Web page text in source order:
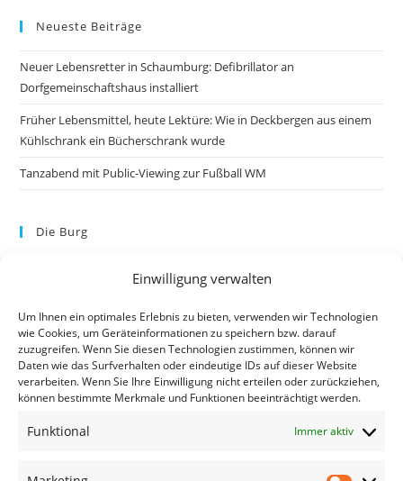
Einwilligung verwalten
Um Ihnen ein optimales Erlebnis zu bieten, verwenden wir Technologien
wie Cookies, um Geräteinformationen zu speichern bzw. darauf
zuzugreifen. Wenn Sie diesen Technologien zustimmen, können wir
Daten wie das Surfverhalten oder eindeutige IDs auf dieser Website
verarbeiten. Wenn Sie Ihre Einwilligung nicht erteilen oder zurückziehen,
können bestimmte Merkmale und Funktionen beeinträchtigt werden.
Funktional Immer aktiv
Neueste Beiträge
Neuer Lebensretter in Schaumburg: Defibrillator an
Dorfgemeinschaftshaus installiert
Früher Lebensmittel, heute Lektüre: Wie in Deckbergen aus einem
Kühlschrank ein Bücherschrank wurde
Tanzabend mit Public-Viewing zur Fußball WM
Die Burg
Datenschutzerklärung